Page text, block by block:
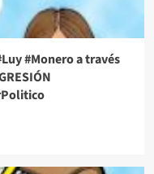
#Monero a través